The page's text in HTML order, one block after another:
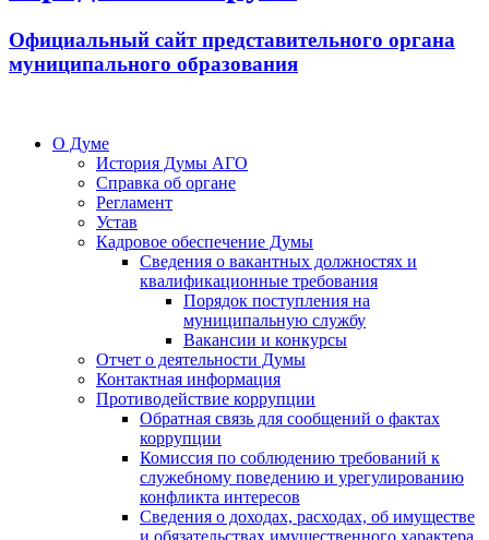
Официальный сайт представительного органа
муниципального образования
О Думе
История Думы АГО
Справка об органе
Регламент
Устав
Кадровое обеспечение Думы
Сведения о вакантных должностях и
квалификационные требования
Порядок поступления на
муниципальную службу
Вакансии и конкурсы
Отчет о деятельности Думы
Контактная информация
Противодействие коррупции
Обратная связь для сообщений о фактах
коррупции
Комиссия по соблюдению требований к
служебному поведению и урегулированию
конфликта интересов
Сведения о доходах, расходах, об имуществе
и обязательствах имущественного характера